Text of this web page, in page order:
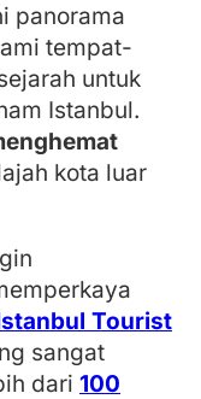
panorama
tempat-
untuk
Istanbul.
kota luar
Tourist
sangat
dari 100